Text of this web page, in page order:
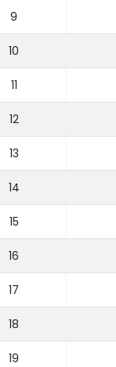
9
10
11
12
13
14
15
16
17
18
19